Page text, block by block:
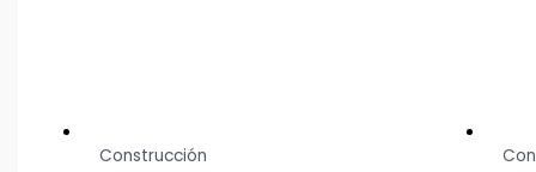
Construcción